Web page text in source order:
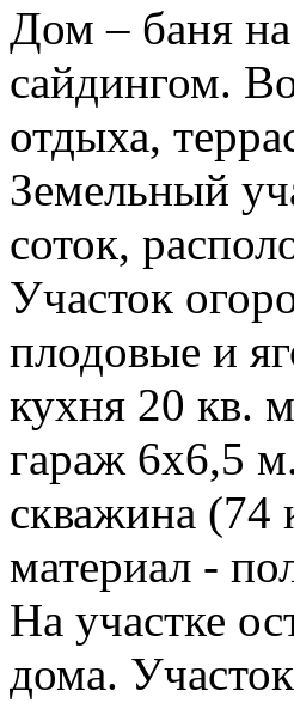
Дом – баня
сайдингом.
отдыха,
Земельный
соток,
Участок
плодовые и
кухня 20 кв.
гараж 6х6,5
скважина (74
материал -
На участке
дома.